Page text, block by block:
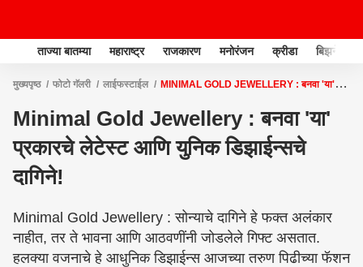
ताज्या बातम्या महाराष्ट्र राजकारण मनोरंजन क्रीडा बिझनेस
मुख्यपृष्ठ फोटो गॅलरी लाईफस्टाईल
MINIMAL GOLD JEWELLERY : बनवा 'या'
Minimal Gold Jewellery : बनवा 'या'
प्रकारचे लेटेस्ट आणि युनिक डिझाईन्सचे
दागिने!
Minimal Gold Jewellery : सोन्याचे दागिने हे फक्त अलंकार
नाहीत, तर ते भावना आणि आठवणींनी जोडलेले गिफ्ट असतात.
हलक्या वजनाचे हे आधुनिक डिझाईन्स आजच्या तरुण पिढीच्या फॅशन